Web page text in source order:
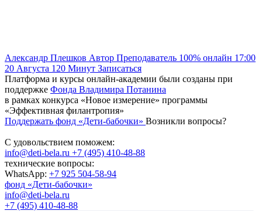
Александр Плешков Автор Преподаватель 100% онлайн 17:00
20 Августа 120 Минут Записаться
Платформа и курсы онлайн-академии были созданы при
поддержке Фонда Владимира Потанина
в рамках конкурса «Новое измерение» программы
«Эффективная филантропия»
Поддержать фонд «Дети-бабочки» Возникли вопросы?
С удовольствием поможем:
info@deti-bela.ru +7 (495) 410-48-88
технические вопросы:
WhatsApp: +7 925 504-58-94
фонд «Дети-бабочки»
info@deti-bela.ru
+7 (495) 410-48-88